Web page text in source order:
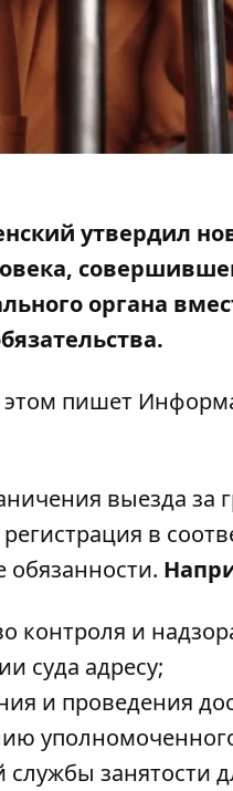
утвердил
органа
этом пишет
выезда за
в
обязанности.
контроля и
суда адресу;
и проведения
занятости